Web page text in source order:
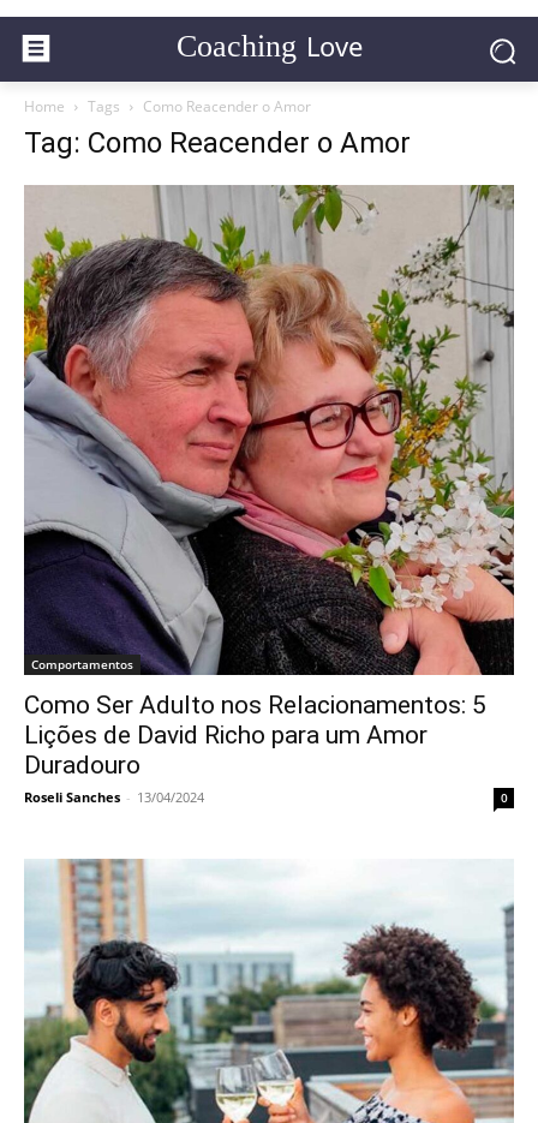
Coaching Love
Home Tags Como Reacender o Amor
Tag: Como Reacender o Amor
Comportamentos
Como Ser Adulto nos Relacionamentos: 5
Lições de David Richo para um Amor
Duradouro
Roseli Sanches - 13/04/2024 0